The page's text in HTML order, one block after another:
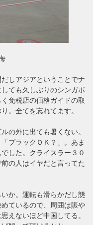
しアジアということでナ
ても久しぶりのシンガポ
免税店の価格ガイドの取
。全てを忘れてます。
の外に出ても暑くない。
ブラックＯＫ？」。あま
した。クライスラー３０
の人はイヤだと言ってた
か。運転も滑らかだし態
ているので、周囲は賑や
えないほど中国してる。